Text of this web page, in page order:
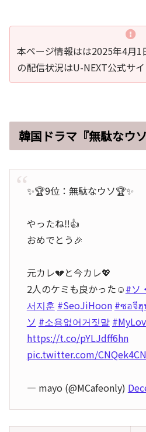
本ページ情報はは2025年4月1
の配信状況はU-NEXT公式サ
韓国ドラマ『無駄なウ
✨🏆9位：無駄なウソ🏆✨
やったね‼️👍
おめでとう🎉
元カレ💔と今カレ💖
2人のケミも良かった☺️#ソ
서지훈 #SeoJiHoon #ซอจี
ソ #소용없어거짓말
https://t.co/pYLJdff6hn
pic.twitter.com/
— mayo (@MCafeonly)